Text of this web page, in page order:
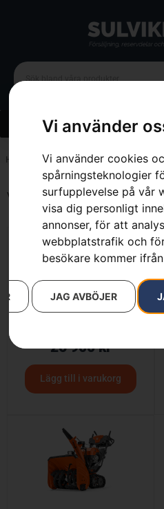
Vi använder
Vi använder cookies
spårningsteknologier
surfupplevelse på vår
visa dig personligt
annonser, för att
webbplatstrafik och
besökare kommer
JAG AVBÖJER
Hem 389 cm³
Visar alla 3 resultat
26 900kr
Lägg till i varukorg